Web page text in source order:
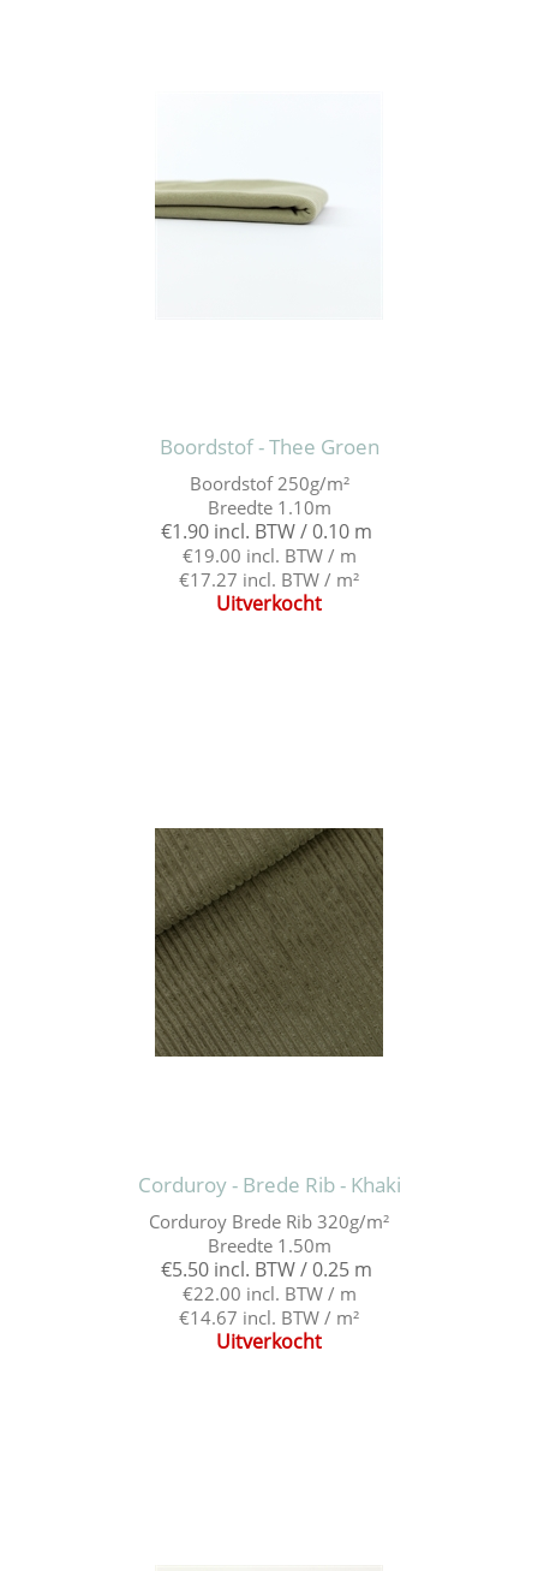
Boordstof - Thee Groen
Boordstof 250g/m²
Breedte 1.10m
€1.90 incl. BTW / 0.10 m
€19.00 incl. BTW / m
€17.27 incl. BTW / m²
Uitverkocht
Corduroy - Brede Rib - Khaki
Corduroy Brede Rib 320g/m²
Breedte 1.50m
€5.50 incl. BTW / 0.25 m
€22.00 incl. BTW / m
€14.67 incl. BTW / m²
Uitverkocht